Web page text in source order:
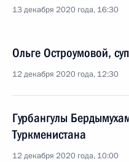
13 декабря 2020 года, 16:30
Ольге Остроумовой,
12 декабря 2020 года, 12:30
Гурбангулы
Туркменистана
12 декабря 2020 года, 10:00